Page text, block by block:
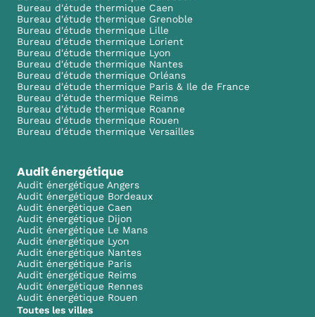
Bureau d'étude thermique Caen
Bureau d'étude thermique Grenoble
Bureau d'étude thermique Lille
Bureau d'étude thermique Lorient
Bureau d'étude thermique Lyon
Bureau d'étude thermique Nantes
Bureau d'étude thermique Orléans
Bureau d'étude thermique Paris & Ile de France
Bureau d'étude thermique Reims
Bureau d'étude thermique Roanne
Bureau d'étude thermique Rouen
Bureau d'étude thermique Versailles
Audit énergétique
Audit énergétique Angers
Audit énergétique Bordeaux
Audit énergétique Caen
Audit énergétique Dijon
Audit énergétique Le Mans
Audit énergétique Lyon
Audit énergétique Nantes
Audit énergétique Paris
Audit énergétique Reims
Audit énergétique Rennes
Audit énergétique Rouen
Toutes les villes